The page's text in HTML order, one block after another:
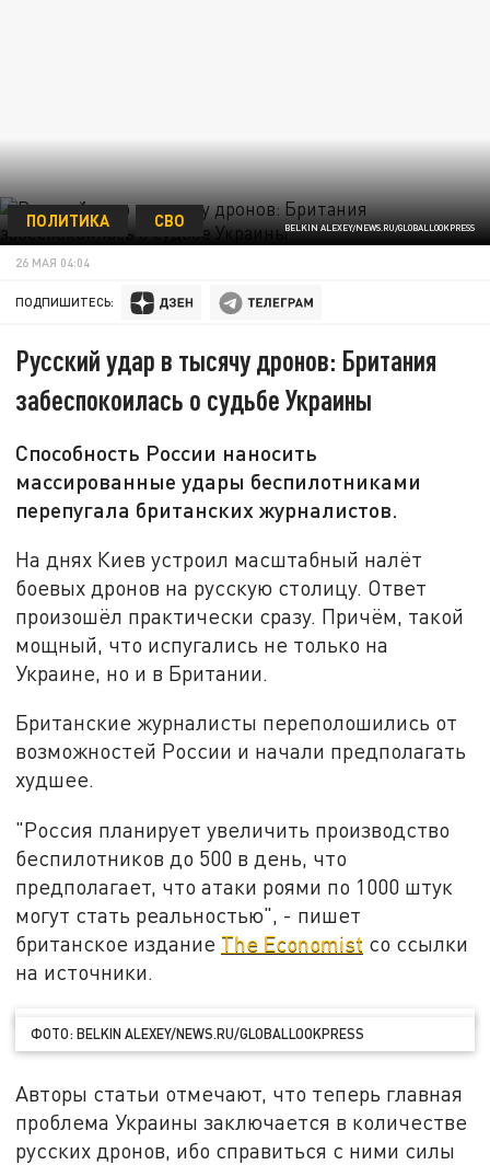
BELKIN ALEXEY/NEWS.RU/GLOBALLOOKPRESS
ПОЛИТИКА СВО
26 МАЯ 04:04
ПОДПИШИТЕСЬ:
Русский удар в тысячу дронов: Британия
забеспокоилась о судьбе Украины
Способность России наносить
массированные удары беспилотниками
перепугала британских журналистов.
На днях Киев устроил масштабный налёт
боевых дронов на русскую столицу. Ответ
произошёл практически сразу. Причём, такой
мощный, что испугались не только на
Украине, но и в Британии.
Британские журналисты переполошились от
возможностей России и начали предполагать
худшее.
"Россия планирует увеличить производство
беспилотников до 500 в день, что
предполагает, что атаки роями по 1000 штук
могут стать реальностью", - пишет
британское издание The Economist со ссылки
на источники.
ФОТО: BELKIN ALEXEY/NEWS.RU/GLOBALLOOKPRESS
Авторы статьи отмечают, что теперь главная
проблема Украины заключается в количестве
русских дронов, ибо справиться с ними силы